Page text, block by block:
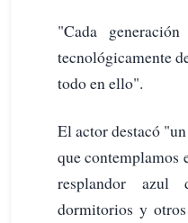
"Cada
tecnológicamente
todo en ello".
El actor destacó
que contemplamos
resplandor
dormitorios y